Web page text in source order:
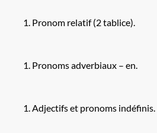
Pronom relatif (2 tablice).
Pronoms adverbiaux – en.
Adjectifs et pronoms indéfinis.